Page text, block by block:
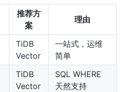
推荐方
案
理由
TiDB
Vector
一站式，运维
简单
TiDB
Vector
SQL WHERE
天然支持